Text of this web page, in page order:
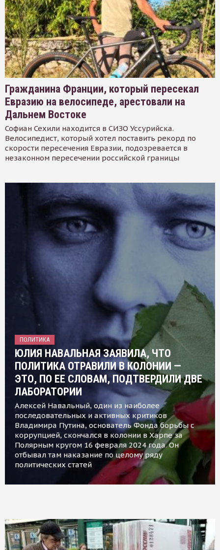
Гражданина Франции, который пересекал
Евразию на велосипеде, арестовали на
Дальнем Востоке
Софиан Сехили находится в СИЗО Уссурийска.
Велосипедист, который хотел поставить рекорд по
скорости пересечения Евразии, подозревается в
незаконном пересечении российской границы
ПОЛИТИКА
ЮЛИЯ НАВАЛЬНАЯ ЗАЯВИЛА, ЧТО
ПОЛИТИКА ОТРАВИЛИ В КОЛОНИИ —
ЭТО, ПО ЕЕ СЛОВАМ, ПОДТВЕРДИЛИ ДВЕ
ЛАБОРАТОРИИ
Алексей Навальный, один из наиболее
последовательных и активных критиков
Владимира Путина, основатель Фонда борьбы с
коррупцией, скончался в колонии в Харпе за
Полярным кругом 16 февраля 2024 года. Он
отбывал там наказание по целому ряду
политических статей